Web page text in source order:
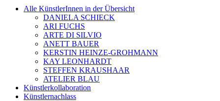
Alle KünstlerInnen in der Übersicht
DANIELA SCHIECK
ARI FUCHS
ARTE DI SILVIO
ANETT BAUER
KERSTIN HEINZE-GROHMANN
KAY LEONHARDT
STEFFEN KRAUSHAAR
ATELIER BLAU
Künstlerkollaboration
Künstlernachlass